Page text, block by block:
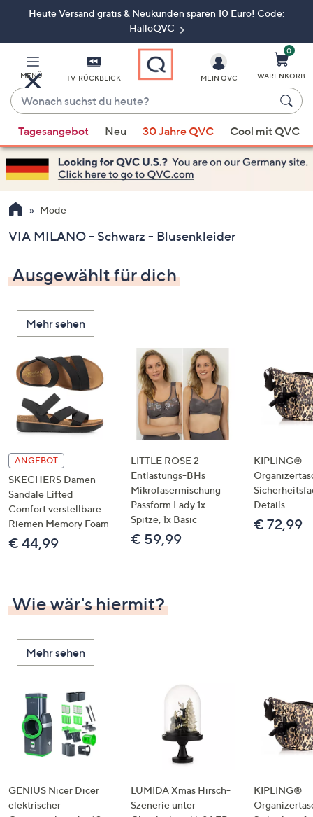
ZumHeute Versand gratis & Neukunden sparen 10 Euro! Code:
HalloQVC
MENÜ TV-RÜCKBLICK
Wonach
suchst
du
heute?
Vorschläge
verfügbar
sind,
verwenden
Sie
Pfeiltasten
oben
und
nach
unten
oder
wischen
Sie
Touch-
Geräten
links
bzw.
rechts,
um
diese
anzuzeigen.
MEIN QVC
0
WARENKORB
Tagesangebot Neu 30 Jahre QVC Cool mit QVC
Mode
VIA MILANO - Schwarz - Blusenkleider
Ausgewählt für dich
Mehr sehen
ANGEBOT
SKECHERS Damen-
Sandale Lifted
Comfort verstellbare
Riemen Memory Foam
€ 44,99
LITTLE ROSE 2
Entlastungs-BHs
Mikrofasermischung
Passform Lady 1x
Spitze, 1x Basic
€ 59,99
KIPLING®
Details
€ 72,99
Wie wär's hiermit?
Mehr sehen
GENIUS Nicer Dicer
elektrischer
LUMIDA Xmas Hirsch-
Szenerie unter
KIPLING®